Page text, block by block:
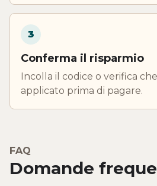
3
Conferma il risparmio
Incolla il codice o verifica
applicato prima di pagare.
FAQ
Domande